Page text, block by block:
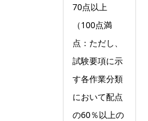
70点以上
（100点満
点：ただし、
試験要項に示
す各作業分類
において配点
の60％以上の